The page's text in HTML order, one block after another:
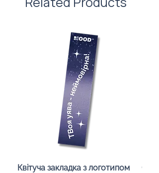
Квітуча закладка з логотипом